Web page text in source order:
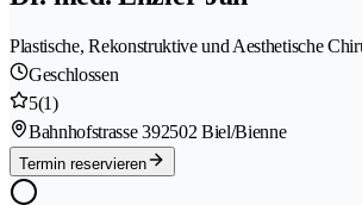
Plastische, Rekonstruktive und Aesthetische
Geschlossen
5(1)
Bahnhofstrasse 392502 Biel/Bienne
Termin reservieren